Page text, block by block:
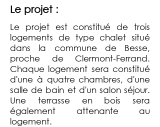
Le projet :
Le projet est constitué de trois
logements de type chalet situé
dans la commune de Besse,
proche de Clermont-Ferrand.
Chaque logement sera constitué
d'une à quatre chambres, d'une
salle de bain et d'un salon séjour.
Une terrasse en bois sera
également attenante au
logement.